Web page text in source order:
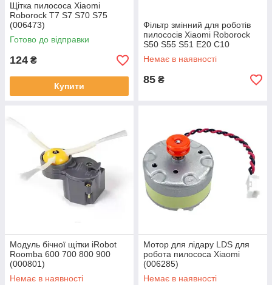
Щітка пилососа Xiaomi
Roborock T7 S7 S70 S75
(006473)
Готово до відправки
124 ₴
Купити
Фільтр змінний для роботів
пилососів Xiaomi Roborock
S50 S55 S51 E20 C10
(000762)
Немає в наявності
85 ₴
Модуль бічної щітки iRobot
Roomba 600 700 800 900
(000801)
Немає в наявності
Мотор для лідару LDS для
робота пилососа Xiaomi
(006285)
Немає в наявності